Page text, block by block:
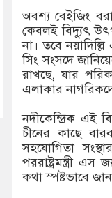
অবশ্য বেইজিং
কেবলই বিদ্যুৎ
না। তবে
সিং সংসদে
রাখছে, যার
এলাকার
নদীকেন্দ্রিক এই
চীনের কাছে
সহযোগিতা
পররাষ্ট্রমন্ত্রী
কথা স্পষ্টভাবে